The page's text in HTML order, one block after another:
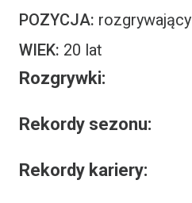
POZYCJA: rozgrywający
WIEK: 20 lat
Rozgrywki:
Rekordy sezonu:
Rekordy kariery: